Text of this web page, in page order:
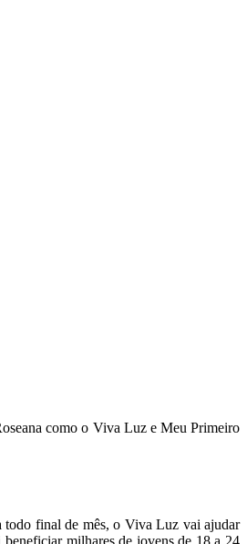
como o Viva Luz e Meu Primeiro
todo final de mês, o Viva Luz vai ajudar
milhares de jovens de 18 a 24